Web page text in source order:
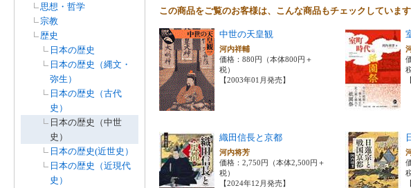
思想・哲学
宗教
歴史
日本の歴史
日本の歴史（縄文・
弥生）
日本の歴史（古代
史）
日本の歴史（中世
史）
日本の歴史(近世史）
日本の歴史（近現代
史）
この商品をご覧のお客様は、こんな商品もチェックしています
中世の天皇観
河内祥輔
価格：880円（本体800円＋
税）
【2003年01月発売】
織田信長と京都
河内将芳
価格：2,750円（本体2,500円＋
税）
【2024年12月発売】